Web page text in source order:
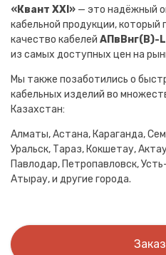
«Квант XXI» — это надёжный
кабельной продукции, который
качество кабелей АПвВнг(B)-
из самых доступных цен на
Мы также позаботились о
кабельных изделий во
Казахстан:
Алматы, Астана, Караганда,
Уральск, Тараз, Кокшетау,
Павлодар, Петропавловск,
Атырау, и другие города.